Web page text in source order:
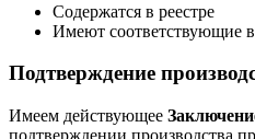
Содержатся в реестре
Имеют соответствующие
Подтверждение
Имеем действующее
подтверждении производства